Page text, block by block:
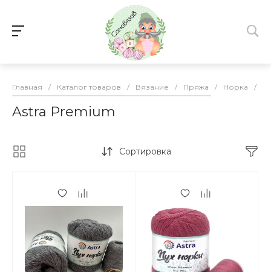
Главная / Каталог товаров / Вязание / Пряжа / Норка /
Astra Premium
Сортировка